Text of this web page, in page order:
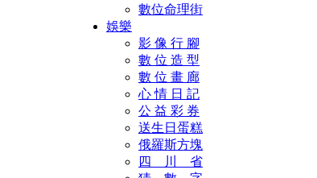
數位命理街
娛樂
影 像 行 腳
數 位 造 型
數 位 畫 廊
心 情 日 記
公 益 彩 券
送生日蛋糕
俄羅斯方塊
四 川 省